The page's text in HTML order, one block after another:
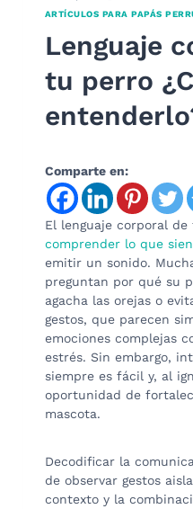
ARTÍCULOS PARA PAPÁS
Lenguaje
tu perro
Comparte en:
El lenguaje corporal
comprender lo que
emitir un sonido.
preguntan por qué su
agacha las orejas o
gestos, que parecen
emociones complejas
estrés. Sin embargo,
siempre es fácil y, al
oportunidad de
mascota.
Decodificar la
de observar gestos
contexto y la